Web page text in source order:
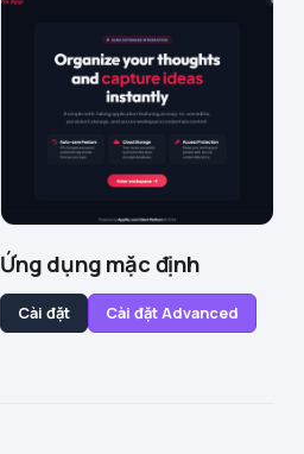
Ứng dụng mặc định
Cài đặt Cài đặt Advanced